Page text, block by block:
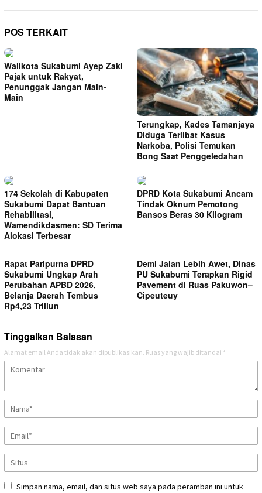
POS TERKAIT
Walikota Sukabumi Ayep Zaki
Pajak untuk Rakyat,
Penunggak Jangan Main-
Main
Terungkap, Kades Tamanjaya
Diduga Terlibat Kasus
Narkoba, Polisi Temukan
Bong Saat Penggeledahan
174 Sekolah di Kabupaten
Sukabumi Dapat Bantuan
Rehabilitasi,
Wamendikdasmen: SD Terima
Alokasi Terbesar
DPRD Kota Sukabumi Ancam
Tindak Oknum Pemotong
Bansos Beras 30 Kilogram
Rapat Paripurna DPRD
Sukabumi Ungkap Arah
Perubahan APBD 2026,
Belanja Daerah Tembus
Rp4,23 Triliun
Demi Jalan Lebih Awet, Dinas
PU Sukabumi Terapkan Rigid
Pavement di Ruas Pakuwon–
Cipeuteuy
Tinggalkan Balasan
Alamat email Anda tidak akan dipublikasikan. Ruas yang wajib ditandai *
Simpan nama, email, dan situs web saya pada peramban ini untuk